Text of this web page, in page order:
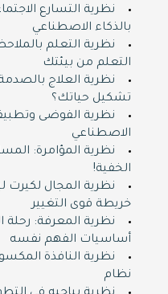
نظرية التسارع
بالذكاء الاصطناعي
نظرية التعلم
التعلم من بيئتك
نظرية العلاج
تشكيل حياتك؟
نظرية الفوضى
الاصطناعي
نظرية المؤامرة:
الخفية!
نظرية المجال لكيرت
خريطة قوى التغيير
نظرية المعرفة:
أساسيات الفهم نفسه
نظرية النافذة
نظام